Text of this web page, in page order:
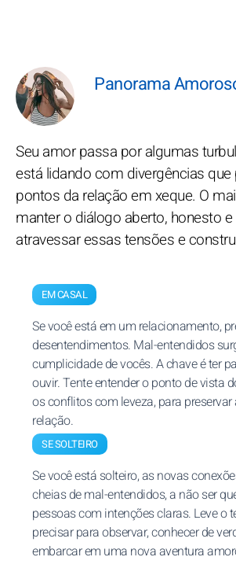
Panorama
Seu amor passa por algumas
está lidando com divergências
pontos da relação em xeque. O
manter o diálogo aberto, honesto
atravessar essas tensões e
EM CASAL
Se você está em um relacionamento,
desentendimentos. Mal-entendidos
cumplicidade de vocês. A chave é ter
ouvir. Tente entender o ponto de vista
os conflitos com leveza, para
relação.
SE SOLTEIRO
Se você está solteiro, as novas
cheias de mal-entendidos, a não ser
pessoas com intenções claras. Leve o
precisar para observar, conhecer de
embarcar em uma nova aventura